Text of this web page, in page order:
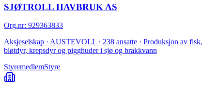
SJØTROLL HAVBRUK AS
Org.nr: 929363833
Aksjeselskap · AUSTEVOLL · 238 ansatte · Produksjon av fisk,
bløtdyr, krepsdyr og pigghuder i sjø og brakkvann
StyremedlemStyre